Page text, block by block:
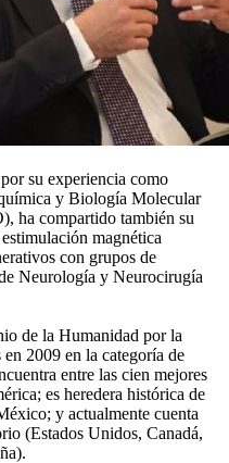
su experiencia como
y Biología Molecular
ha compartido también su
magnética
con grupos de
Neurología y Neurocirugía
de la Humanidad por la
2009 en la categoría de
entre las cien mejores
es heredera histórica de
y actualmente cuenta
(Estados Unidos, Canadá,